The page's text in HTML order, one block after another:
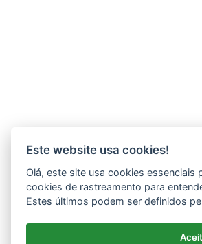
Este website usa cookies!
Olá, este site usa cookies essenciais
cookies de rastreamento para
Estes últimos podem ser definidos